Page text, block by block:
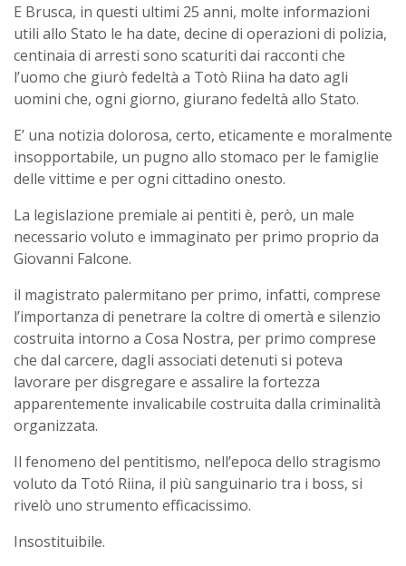
E Brusca, in questi ultimi 25 anni, molte informazioni
utili allo Stato le ha date, decine di operazioni di polizia,
centinaia di arresti sono scaturiti dai racconti che
l’uomo che giurò fedeltà a Totò Riina ha dato agli
uomini che, ogni giorno, giurano fedeltà allo Stato.
E’ una notizia dolorosa, certo, eticamente e moralmente
insopportabile, un pugno allo stomaco per le famiglie
delle vittime e per ogni cittadino onesto.
La legislazione premiale ai pentiti è, però, un male
necessario voluto e immaginato per primo proprio da
Giovanni Falcone.
il magistrato palermitano per primo, infatti, comprese
l’importanza di penetrare la coltre di omertà e silenzio
costruita intorno a Cosa Nostra, per primo comprese
che dal carcere, dagli associati detenuti si poteva
lavorare per disgregare e assalire la fortezza
apparentemente invalicabile costruita dalla criminalità
organizzata.
Il fenomeno del pentitismo, nell’epoca dello stragismo
voluto da Totó Riina, il più sanguinario tra i boss, si
rivelò uno strumento efficacissimo.
Insostituibile.